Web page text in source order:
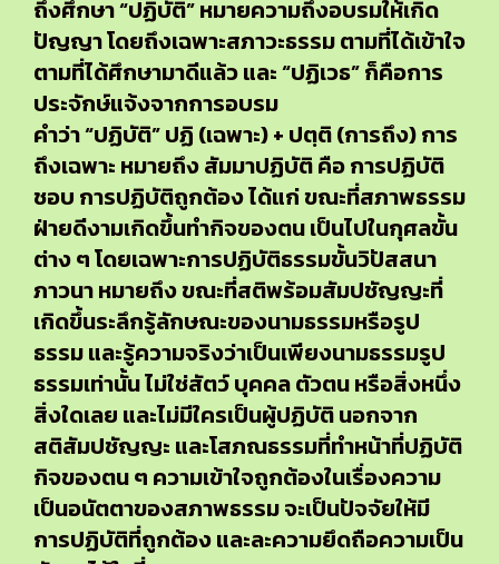
ถึงศึกษา “ปฏิบัติ” หมายความถึงอบรมให้เกิด
ปัญญา โดยถึงเฉพาะสภาวะธรรม ตามที่ได้เข้าใจ
ตามที่ได้ศึกษามาดีแล้ว และ “ปฏิเวธ” ก็คือการ
ประจักษ์แจ้งจากการอบรม
คำว่า “ปฏิบัติ” ปฏิ (เฉพาะ) + ปตฺติ (การถึง) การ
ถึงเฉพาะ หมายถึง สัมมาปฏิบัติ คือ การปฏิบัติ
ชอบ การปฏิบัติถูกต้อง ได้แก่ ขณะที่สภาพธรรม
ฝ่ายดีงามเกิดขึ้นทำกิจของตน เป็นไปในกุศลขั้น
ต่าง ๆ โดยเฉพาะการปฏิบัติธรรมขั้นวิปัสสนา
ภาวนา หมายถึง ขณะที่สติพร้อมสัมปชัญญะที่
เกิดขึ้นระลึกรู้ลักษณะของนามธรรมหรือรูป
ธรรม และรู้ความจริงว่าเป็นเพียงนามธรรมรูป
ธรรมเท่านั้น ไม่ใช่สัตว์ บุคคล ตัวตน หรือสิ่งหนึ่ง
สิ่งใดเลย และไม่มีใครเป็นผู้ปฏิบัติ นอกจาก
สติสัมปชัญญะ และโสภณธรรมที่ทำหน้าที่ปฏิบัติ
กิจของตน ๆ ความเข้าใจถูกต้องในเรื่องความ
เป็นอนัตตาของสภาพธรรม จะเป็นปัจจัยให้มี
การปฏิบัติที่ถูกต้อง และละความยึดถือความเป็น